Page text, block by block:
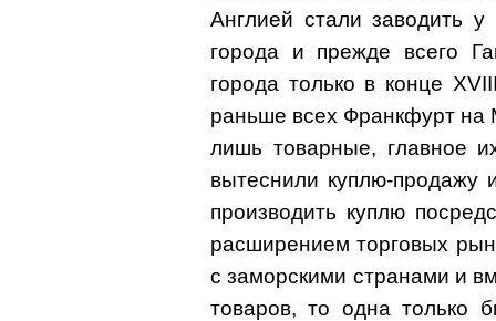
Англией стали заводить
города и прежде всего
города только в конце
раньше всех Франкфурт
лишь товарные, главное
вытеснили куплю-продажу
производить куплю
расширением торговых
с заморскими странами и
товаров, то одна только